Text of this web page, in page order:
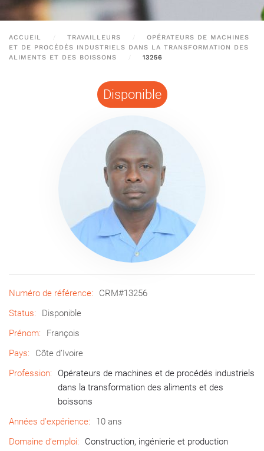
ACCUEIL TRAVAILLEURS
OPÉRATEURS DE MACHINES
ET DE PROCÉDÉS INDUSTRIELS DANS LA TRANSFORMATION DES
ALIMENTS ET DES BOISSONS
13256
Disponible
Numéro de référence:
CRM#13256
Status:
Disponible
Prénom:
François
Pays:
Côte d’Ivoire
Profession:
Opérateurs de machines et de procédés industriels
dans la transformation des aliments et des
boissons
Années d’expérience:
10 ans
Domaine d’emploi:
Construction, ingénierie et production